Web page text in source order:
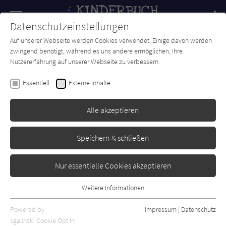
SUCHE Forum Charts Newsletter
Rusalka Reh
Pizzicato oder die Entführung
der Wundergeige
Oetinger
Datenschutzeinstellungen
Auf unserer Webseite werden Cookies verwendet. Einige davon werden
zwingend benötigt, während es uns andere ermöglichen, Ihre
Nutzererfahrung auf unserer Webseite zu verbessern.
Essentiell Externe Inhalte
Alle akzeptieren
Speichern & schließen
Nur essentielle Cookies akzeptieren
Essentielle Cookies werden für grundlegende Funktionen der
Webseite benötigt. Dadurch ist gewährleistet, dass die Webseite
Weitere Informationen
Powered by
sgalinski Cookie Opt In
Impressum | Datenschutz